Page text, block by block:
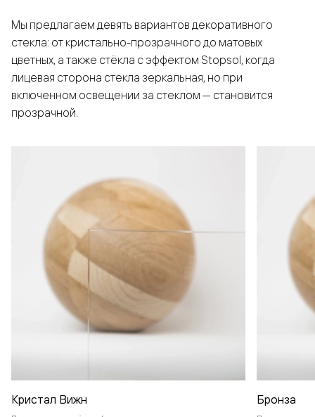
Мы предлагаем девять вариантов декоративного
стекла: от кристально-прозрачного до матовых
цветных, а также стёкла с эффектом Stopsol, когда
лицевая сторона стекла зеркальная, но при
включенном освещении за стеклом — становится
прозрачной.
Кристал Вижн Бронза